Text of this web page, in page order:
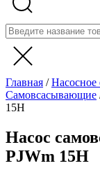
Главная /Насосное
Самовсасывающие
15H
Насос
PJWm 15H